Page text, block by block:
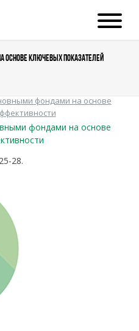
ОСНОВЕ КЛЮЧЕВЫХ ПОКАЗАТЕЛЕЙ
фондами на основе
фондами на основе
28.